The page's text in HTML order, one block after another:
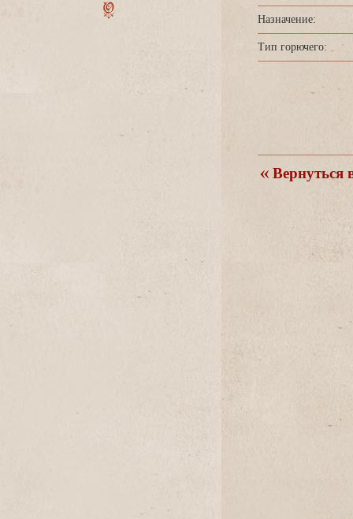
Назначение:
Тип горючего:
ернуться